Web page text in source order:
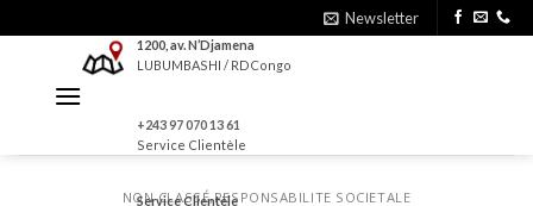
to
Newsletter
1200, av. N’Djamena
LUBUMBASHI / RDCongo
+243 97 070 13 61
Service Clientèle
Service Clientèle
NON CLASSÉ,RESPONSABILITE SOCIETALE